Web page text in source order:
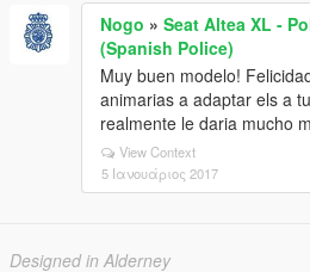
Nogo » Seat Altea XL -
(Spanish Police)
Muy buen modelo!
animarias a adaptar els a
realmente le daria mucho
View Context
5 Ιανουάριος 2017
Designed in Alderney